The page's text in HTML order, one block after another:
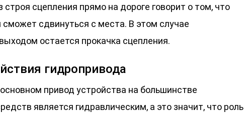
строя сцепления прямо на дороге говорит о том, что
сдвинуться с места. В этом случае
остается прокачка сцепления.
гидропривода
привод устройства на большинстве
является гидравлическим, а это значит, что роль